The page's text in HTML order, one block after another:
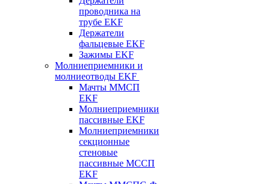
проводника на
трубе EKF
Держатели
фальцевые EKF
Зажимы EKF
Молниеприемники и
молниеотводы EKF
Мачты ММСП
EKF
Молниеприемники
пассивные EKF
Молниеприемники
секционные
стеновые
пассивные МССП
EKF